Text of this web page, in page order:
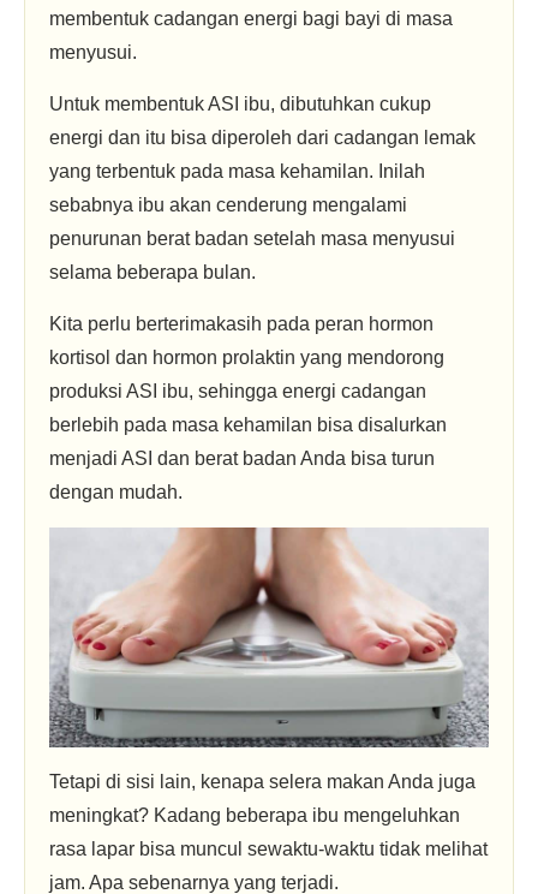
membentuk cadangan energi bagi bayi di masa
menyusui.
Untuk membentuk ASI ibu, dibutuhkan cukup
energi dan itu bisa diperoleh dari cadangan lemak
yang terbentuk pada masa kehamilan. Inilah
sebabnya ibu akan cenderung mengalami
penurunan berat badan setelah masa menyusui
selama beberapa bulan.
Kita perlu berterimakasih pada peran hormon
kortisol dan hormon prolaktin yang mendorong
produksi ASI ibu, sehingga energi cadangan
berlebih pada masa kehamilan bisa disalurkan
menjadi ASI dan berat badan Anda bisa turun
dengan mudah.
Tetapi di sisi lain, kenapa selera makan Anda juga
meningkat? Kadang beberapa ibu mengeluhkan
rasa lapar bisa muncul sewaktu-waktu tidak melihat
jam. Apa sebenarnya yang terjadi.